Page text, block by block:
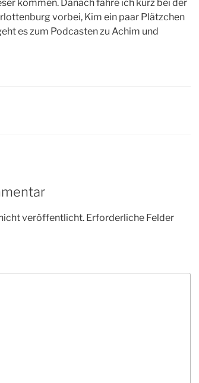
kommen. Danach fahre ich kurz bei der
vorbei, Kim ein paar Plätzchen
es zum Podcasten zu Achim und
veröffentlicht. Erforderliche Felder